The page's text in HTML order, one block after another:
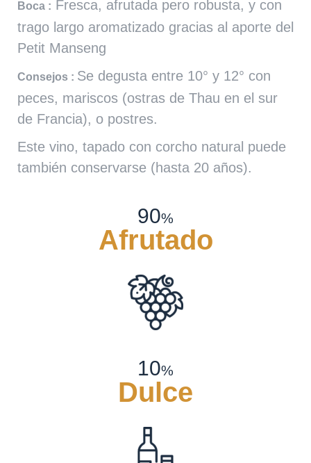
Boca : Fresca, afrutada pero robusta, y con
trago largo aromatizado gracias al aporte del
Petit Manseng
Consejos : Se degusta entre 10° y 12° con
peces, mariscos (ostras de Thau en el sur
de Francia), o postres.
Este vino, tapado con corcho natural puede
también conservarse (hasta 20 años).
90%
Afrutado
10%
Dulce